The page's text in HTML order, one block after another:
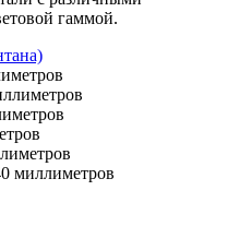
гаммой.
миллиметров